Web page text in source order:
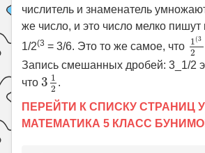
числитель и знаменатель
же число, и это число мелко
1/2(3 = 3/6. Это то же самое, что 1(3
2
1(3
Запись смешанных дробей: 3_1/2
что 3 1
2
312
.
ПЕРЕЙТИ К СПИСКУ СТРАНИЦ
МАТЕМАТИКА 5 КЛАСС